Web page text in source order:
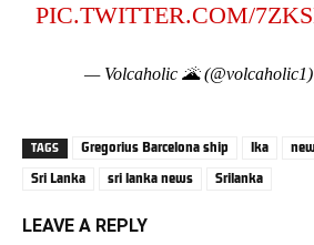
PIC.TWITTER.COM/
— Volcaholic 🌋 (@volcaholic1)
TAGS Gregorius Barcelona ship lka
Sri Lanka
sri lanka news Srilanka
LEAVE A REPLY